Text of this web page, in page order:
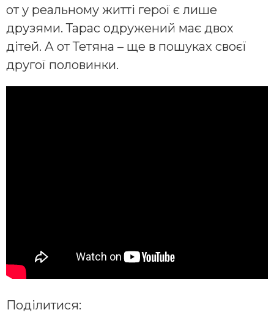
от у реальному житті герої є лише
друзями. Тарас одружений має двох
дітей. А от Тетяна – ще в пошуках своєї
другої половинки.
Поділитися: